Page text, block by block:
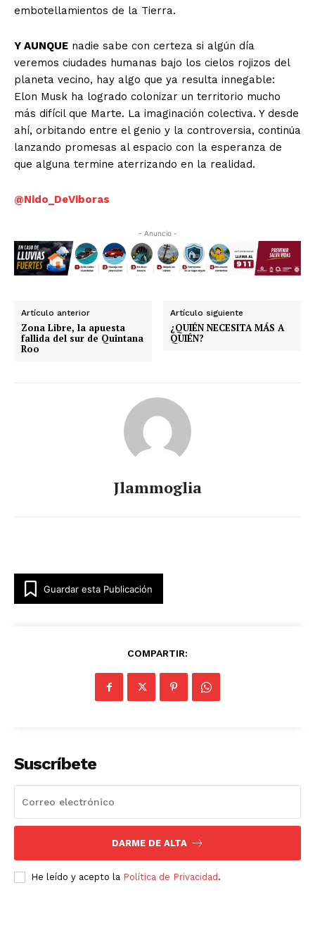
embotellamientos de la Tierra.
Y AUNQUE nadie sabe con certeza si algún día
veremos ciudades humanas bajo los cielos rojizos del
planeta vecino, hay algo que ya resulta innegable:
Elon Musk ha logrado colonizar un territorio mucho
más difícil que Marte. La imaginación colectiva. Y desde
ahí, orbitando entre el genio y la controversia, continúa
lanzando promesas al espacio con la esperanza de
que alguna termine aterrizando en la realidad.
@Nido_DeViboras
- Anuncio -
Artículo anterior
Zona Libre, la apuesta
fallida del sur de Quintana
Roo
Artículo siguiente
¿QUIÉN NECESITA MÁS A
QUIÉN?
Jlammoglia
Guardar esta Publicación
COMPARTIR:
Suscríbete
DARME DE ALTA
He leído y acepto la Política de Privacidad .